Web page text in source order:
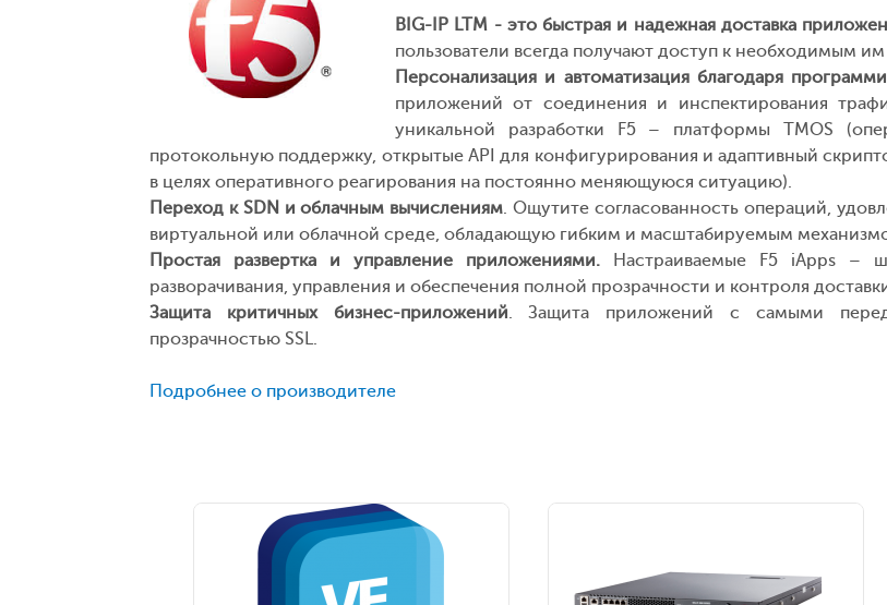
BIG-IP LTM - это быстрая и надежная доставка
пользователи всегда получают доступ к необходимым
Персонализация и автоматизация благодаря
приложений от соединения и инспектирования
уникальной разработки F5 – платформы TMOS
протокольную поддержку, открытые API для конфигурирования и адаптивный
в целях оперативного реагирования на постоянно меняющуюся ситуацию).
Переход к SDN и облачным вычислениям. Ощутите согласованность операций,
виртуальной или облачной среде, обладающую гибким и масштабируемым
Простая развертка и управление приложениями. Настраиваемые F5 iApps –
разворачивания, управления и обеспечения полной прозрачности и контроля
Защита критичных бизнес-приложений. Защита приложений с самыми
прозрачностью SSL.
Подробнее о производителе